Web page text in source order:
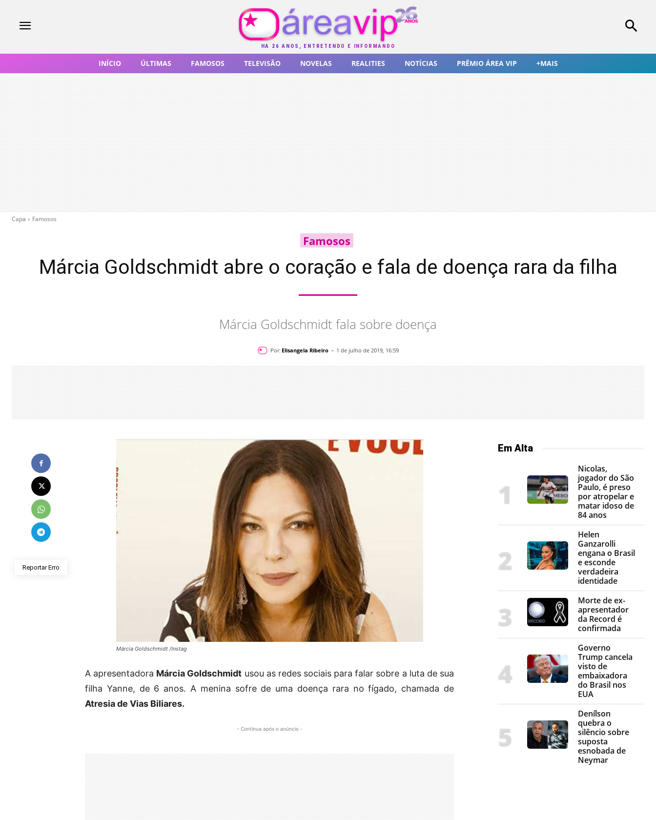
HÁ 26 ANOS, ENTRETENDO E INFORMANDO
INÍCIO ÚLTIMAS FAMOSOS TELEVISÃO NOVELAS REALITIES NOTÍCIAS PRÊMIO ÁREA VIP +MAIS
Capa Famosos
Famosos
Márcia Goldschmidt abre o coração e fala de doença rara da filha
Márcia Goldschmidt fala sobre doença
Por: Elisangela Ribeiro - 1 de julho de 2019, 16:59
Reportar Erro
Márcia Goldschmidt /Instag
A apresentadora Márcia Goldschmidt usou as redes sociais para falar sobre a luta de sua
filha Yanne, de 6 anos. A menina sofre de uma doença rara no fígado, chamada de
Atresia de Vias Biliares.
- Continua após o anúncio -
Em Alta
Nicolas,
jogador do São
Paulo, é preso
por atropelar e
matar idoso de
84 anos
Helen
Ganzarolli
engana o Brasil
e esconde
verdadeira
identidade
Morte de ex-
apresentador
da Record é
confirmada
Governo
Trump cancela
visto de
embaixadora
do Brasil nos
EUA
Denílson
quebra o
silêncio sobre
suposta
esnobada de
Neymar